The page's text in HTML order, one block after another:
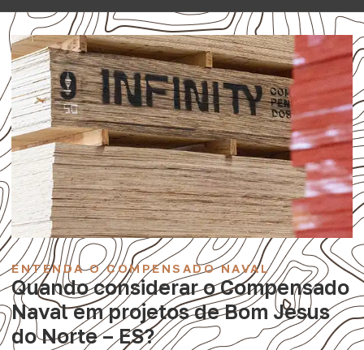
ENTENDA O COMPENSADO NAVAL
Quando considerar o Compensado
Naval em projetos de Bom Jesus
do Norte – ES?